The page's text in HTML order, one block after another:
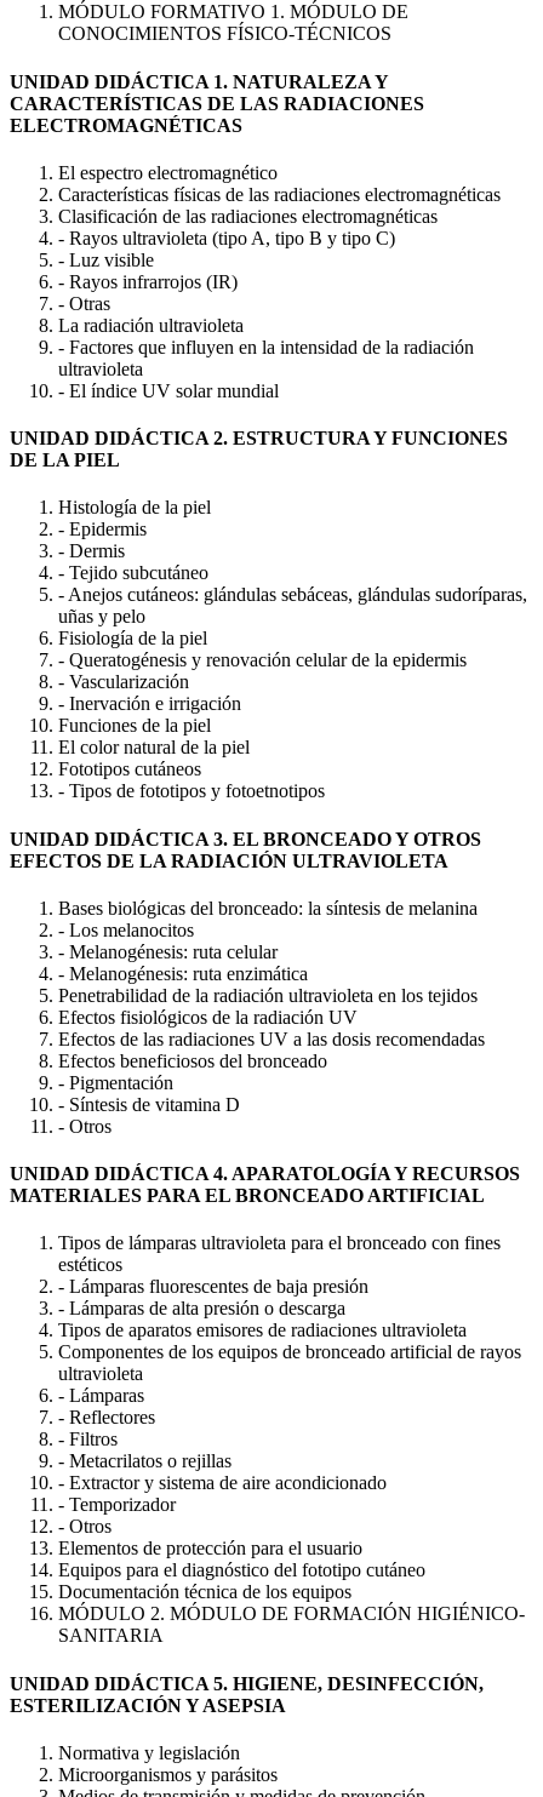
MÓDULO FORMATIVO 1. MÓDULO DE
CONOCIMIENTOS FÍSICO-TÉCNICOS
UNIDAD DIDÁCTICA 1. NATURALEZA Y
CARACTERÍSTICAS DE LAS RADIACIONES
ELECTROMAGNÉTICAS
El espectro electromagnético
Características físicas de las radiaciones electromagnéticas
Clasificación de las radiaciones electromagnéticas
- Rayos ultravioleta (tipo A, tipo B y tipo C)
- Luz visible
- Rayos infrarrojos (IR)
- Otras
La radiación ultravioleta
- Factores que influyen en la intensidad de la radiación
ultravioleta
- El índice UV solar mundial
UNIDAD DIDÁCTICA 2. ESTRUCTURA Y FUNCIONES
DE LA PIEL
Histología de la piel
- Epidermis
- Dermis
- Tejido subcutáneo
- Anejos cutáneos: glándulas sebáceas, glándulas sudoríparas,
uñas y pelo
Fisiología de la piel
- Queratogénesis y renovación celular de la epidermis
- Vascularización
- Inervación e irrigación
Funciones de la piel
El color natural de la piel
Fototipos cutáneos
- Tipos de fototipos y fotoetnotipos
UNIDAD DIDÁCTICA 3. EL BRONCEADO Y OTROS
EFECTOS DE LA RADIACIÓN ULTRAVIOLETA
Bases biológicas del bronceado: la síntesis de melanina
- Los melanocitos
- Melanogénesis: ruta celular
- Melanogénesis: ruta enzimática
Penetrabilidad de la radiación ultravioleta en los tejidos
Efectos fisiológicos de la radiación UV
Efectos de las radiaciones UV a las dosis recomendadas
Efectos beneficiosos del bronceado
- Pigmentación
- Síntesis de vitamina D
- Otros
UNIDAD DIDÁCTICA 4. APARATOLOGÍA Y RECURSOS
MATERIALES PARA EL BRONCEADO ARTIFICIAL
Tipos de lámparas ultravioleta para el bronceado con fines
estéticos
- Lámparas fluorescentes de baja presión
- Lámparas de alta presión o descarga
Tipos de aparatos emisores de radiaciones ultravioleta
Componentes de los equipos de bronceado artificial de rayos
ultravioleta
- Lámparas
- Reflectores
- Filtros
- Metacrilatos o rejillas
- Extractor y sistema de aire acondicionado
- Temporizador
- Otros
Elementos de protección para el usuario
Equipos para el diagnóstico del fototipo cutáneo
Documentación técnica de los equipos
MÓDULO 2. MÓDULO DE FORMACIÓN HIGIÉNICO-
SANITARIA
UNIDAD DIDÁCTICA 5. HIGIENE, DESINFECCIÓN,
ESTERILIZACIÓN Y ASEPSIA
Normativa y legislación
Microorganismos y parásitos